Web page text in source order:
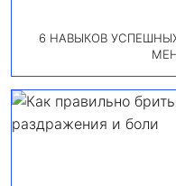
6 НАВЫКОВ